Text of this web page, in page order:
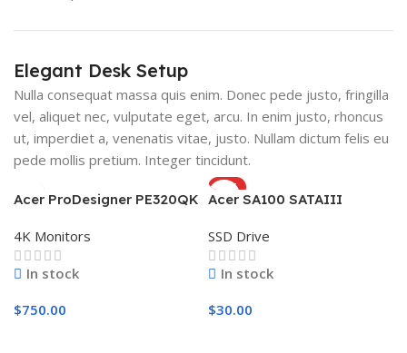
Elegant Desk Setup
Nulla consequat massa quis enim. Donec pede justo, fringilla
vel, aliquet nec, vulputate eget, arcu. In enim justo, rhoncus
ut, imperdiet a, venenatis vitae, justo. Nullam dictum felis eu
pede mollis pretium. Integer tincidunt.
Acer ProDesigner PE320QK
4K Monitors
In stock
$750.00
HOT
Acer SA100 SATAIII
SSD Drive
In stock
$30.00